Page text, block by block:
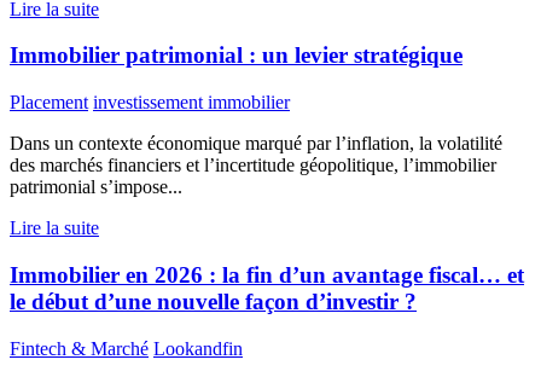
Lire la suite
Immobilier patrimonial : un levier stratégique
Placement investissement immobilier
Dans un contexte économique marqué par l’inflation, la volatilité
des marchés financiers et l’incertitude géopolitique, l’immobilier
patrimonial s’impose...
Lire la suite
Immobilier en 2026 : la fin d’un avantage fiscal… et
le début d’une nouvelle façon d’investir ?
Fintech & Marché Lookandfin